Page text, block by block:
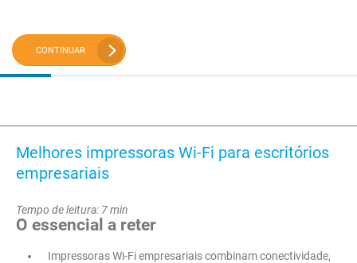
CONTINUAR
Melhores impressoras Wi-Fi para escritórios
empresariais
Tempo de leitura: 7 min
O essencial a reter
Impressoras Wi-Fi empresariais combinam conectividade,